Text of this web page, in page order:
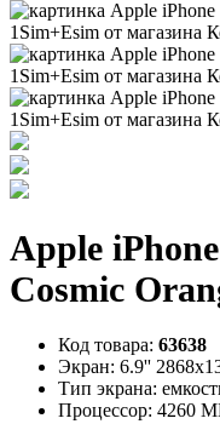
Apple
Cosmic
Код товара: 63638
Экран: 6.9''
Тип экрана:
Процессор: 4260